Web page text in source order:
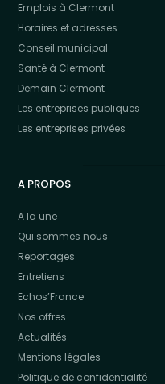
Emplois à Clermont
Horaires et adresses
Conseil municipal
Santé à Clermont
Demain Clermont
Les entreprises publiques
Les entreprises privées
A PROPOS
A la une
Qui sommes nous
Reportages
Entretiens
Echos’France
Nos offres
Actualités
Mentions légales
Politique de confidentialité